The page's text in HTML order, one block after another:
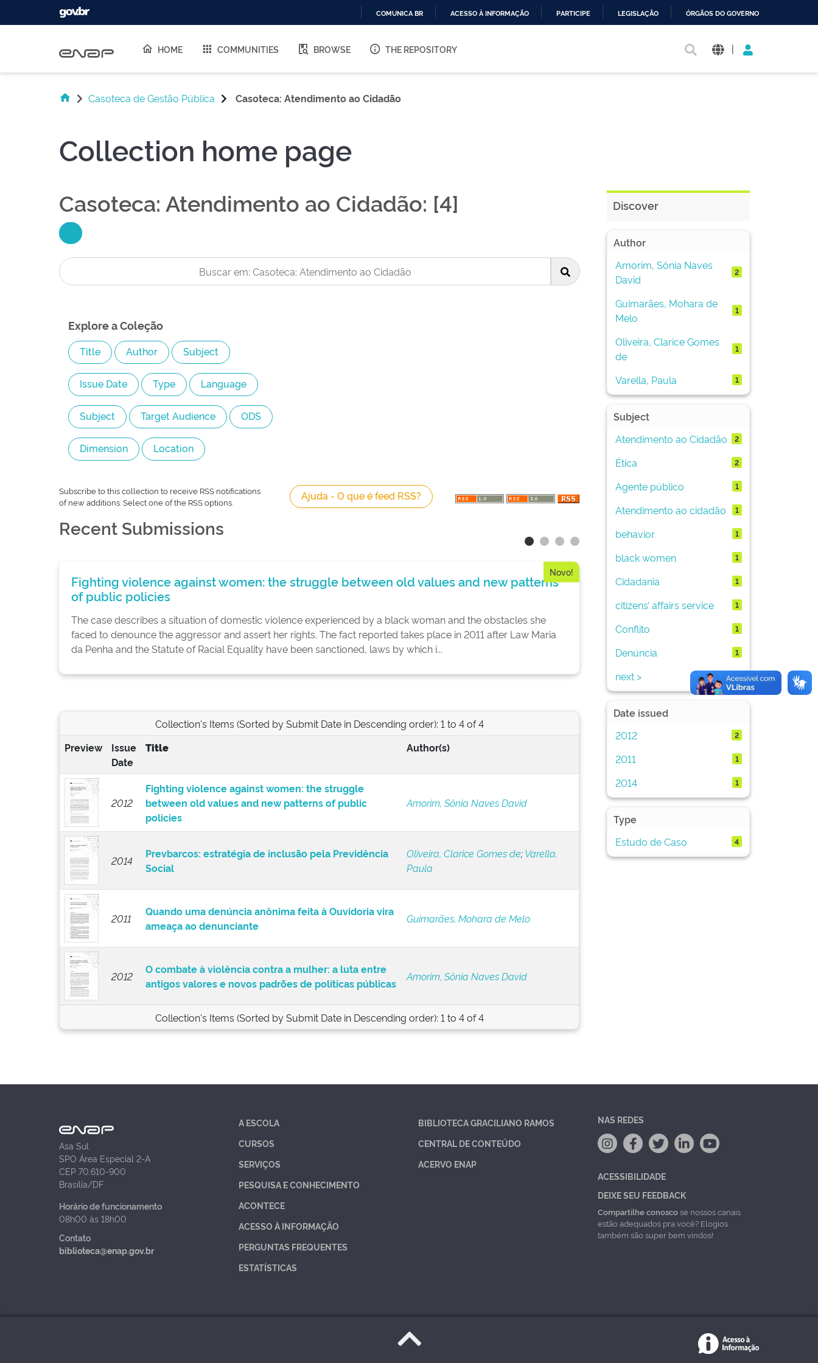
O
COMUNICA BR ACESSO À INFORMAÇÃO PARTICIPE LEGISLAÇÃO ÓRGÃOS DO GOVERNO
HOME COMMUNITIES BROWSE THE REPOSITORY |
Casoteca de Gestão Pública Casoteca: Atendimento ao Cidadão
Collection home page
Casoteca: Atendimento ao Cidadão: [4]
Explore a Coleção
Subscribe to this collection to receive RSS notifications
of new additions. Select one of the RSS options.
Ajuda - O que é feed RSS?
Recent Submissions
Novo!
Fighting violence against women: the struggle between old values and new patterns
of public policies
The case describes a situation of domestic violence experienced by a black woman and the obstacles she
faced to denounce the aggressor and assert her rights. The fact reported takes place in 2011 after Law Maria
da Penha and the Statute of Racial Equality have been sanctioned, laws by which i...
Collection's Items (Sorted by Submit Date in Descending order): 1 to 4 of 4
Preview
Issue
Date
Title Author(s)
2012
Fighting violence against women: the struggle
between old values and new patterns of public
policies
Amorim, Sônia Naves David
2014
Prevbarcos: estratégia de inclusão pela Previdência
Social
Oliveira, Clarice Gomes de;Varella,
Paula
2011
Quando uma denúncia anônima feita à Ouvidoria vira
ameaça ao denunciante
Guimarães, Mohara de Melo
2012
O combate à violência contra a mulher: a luta entre
antigos valores e novos padrões de políticas públicas
Amorim, Sônia Naves David
Collection's Items (Sorted by Submit Date in Descending order): 1 to 4 of 4
Discover
Author
Amorim, Sônia Naves
David
2
Guimarães, Mohara de
Melo
1
Oliveira, Clarice Gomes
de
1
Varella, Paula 1
Subject
Atendimento ao Cidadão
2
Ética 2
Agente público 1
Atendimento ao cidadão 1
behavior 1
black women 1
Cidadania 1
citizens’ affairs service 1
Conflito 1
Denúncia 1
next >
Date issued
2012
2
2011 1
2014 1
Type
Estudo de Caso
4
Asa Sul
SPO Área Especial 2-A
CEP 70.610-900
Brasília/DF
Horário de funcionamento
08h00 às 18h00
Contato
biblioteca@enap.gov.br
A ESCOLA
CURSOS
SERVIÇOS
PESQUISA E CONHECIMENTO
ACONTECE
ACESSO À INFORMAÇÃO
PERGUNTAS FREQUENTES
ESTATÍSTICAS
BIBLIOTECA GRACILIANO RAMOS
CENTRAL DE CONTEÚDO
ACERVO ENAP
NAS REDES
ACESSIBILIDADE
DEIXE SEU FEEDBACK
Compartilhe conoscose nossos canais
estão adequados pra você? Elogios
também são super bem vindos!